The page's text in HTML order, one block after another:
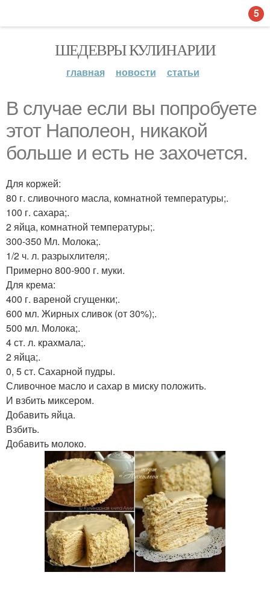
ШЕДЕВРЫ КУЛИНАРИИ
главная новости статьи
В случае если вы попробуете
этот Наполеон, никакой
больше и есть не захочется.
Для коржей:
80 г. сливочного масла, комнатной температуры;.
100 г. сахара;.
2 яйца, комнатной температуры;.
300-350 Мл. Молока;.
1/2 ч. л. разрыхлителя;.
Примерно 800-900 г. муки.
Для крема:
400 г. вареной сгущенки;.
600 мл. Жирных сливок (от 30%);.
500 мл. Молока;.
4 ст. л. крахмала;.
2 яйца;.
0, 5 ст. Сахарной пудры.
Сливочное масло и сахар в миску положить.
И взбить миксером.
Добавить яйца.
Взбить.
Добавить молоко.
5